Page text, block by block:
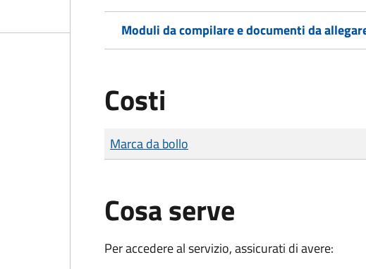
Moduli da compilare e documenti da
Costi
Tipo di pagamento
Importo
Marca da bollo
Cosa serve
Per accedere al servizio, assicurati di avere: